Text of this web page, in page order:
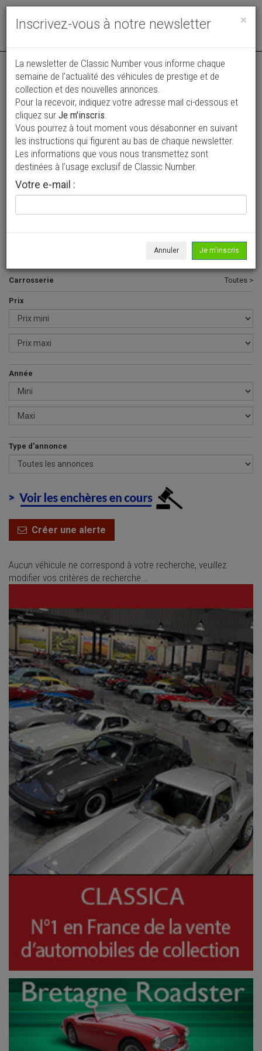
Toggle
Vos annonces vues par
plus de 4 millions de collectionneurs
Ajouter une annonce
> Rechercher un véhicule
Tous >
Carrosserie Toutes >
Prix
Année
Type d'annonce
Créer une alerte
Aucun véhicule ne correspond à votre recherche, veuillez
modifier vos critères de recherche...
×
Inscrivez-vous à notre newsletter
La newsletter de Classic Number vous informe chaque
semaine de l’actualité des véhicules de prestige et de
collection et des nouvelles annonces.
Pour la recevoir, indiquez votre adresse mail ci-dessous et
cliquez sur Je m'inscris.
Vous pourrez à tout moment vous désabonner en suivant
les instructions qui figurent au bas de chaque newsletter.
Les informations que vous nous transmettez sont
destinées à l’usage exclusif de Classic Number.
Votre e-mail :
Annuler Je m'inscris